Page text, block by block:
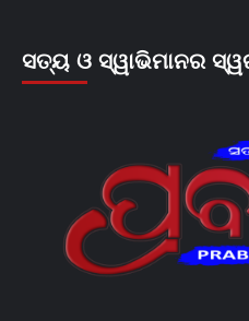
ସତ୍ୟ ଓ ସ୍ୱାଭିମାନର